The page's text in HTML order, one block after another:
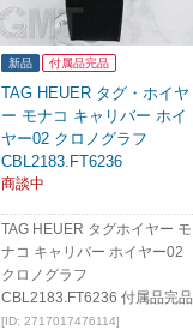
新品 付属品完品
TAG HEUER タグ・ホイヤ
ー モナコ キャリバー ホイ
ヤー02 クロノグラフ
CBL2183.FT6236
商談中
TAG HEUER タグホイヤー モ
ナコ キャリバー ホイヤー02
クロノグラフ
CBL2183.FT6236 付属品完品
[ID: 2717017476114]